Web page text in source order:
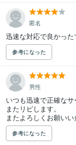
匿名
迅速な対応で良かった
参考になった
男性
いつも迅速で正確なサ
またリピします。
またよろしくお願いい
参考になった